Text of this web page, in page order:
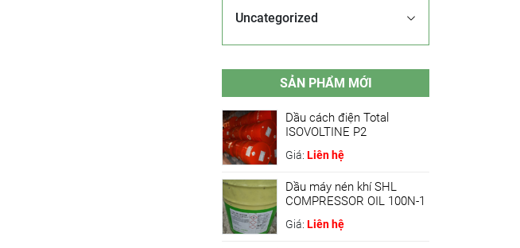
Uncategorized
SẢN PHẨM MỚI
Dầu cách điện Total
ISOVOLTINE P2
Giá: Liên hệ
Dầu máy nén khí SHL
COMPRESSOR OIL 100N-1
Giá: Liên hệ